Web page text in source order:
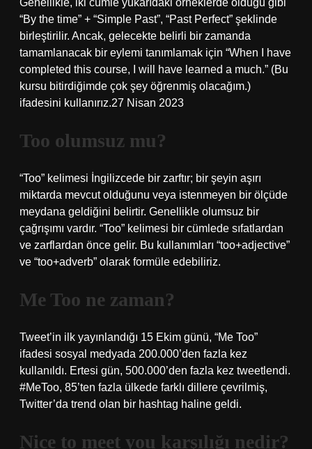
Genellikle, iki cümle yukarıdaki örneklerde olduğu gibi
“By the time” + “Simple Past”, “Past Perfect” şeklinde
birleştirilir. Ancak, gelecekte belirli bir zamanda
tamamlanacak bir eylemi tanımlamak için “When I have
completed this course, I will have learned a much.” (Bu
kursu bitirdiğimde çok şey öğrenmiş olacağım.)
ifadesini kullanırız.27 Nisan 2023
Too olumsuz mu?
“Too” kelimesi İngilizcede bir zarftır; bir şeyin aşırı
miktarda mevcut olduğunu veya istenmeyen bir ölçüde
meydana geldiğini belirtir. Genellikle olumsuz bir
çağrışımı vardır. “Too” kelimesi bir cümlede sıfatlardan
ve zarflardan önce gelir. Bu kullanımları “too+adjective”
ve “too+adverb” olarak formüle edebiliriz.
Me Too ne zaman?
Tweet’in ilk yayınlandığı 15 Ekim günü, “Me Too”
ifadesi sosyal medyada 200.000’den fazla kez
kullanıldı. Ertesi gün, 500.000’den fazla kez tweetlendi.
#MeToo, 85’ten fazla ülkede farklı dillere çevrilmiş,
Twitter’da trend olan bir hashtag haline geldi.
Nice to meet you karşılığı nedir?